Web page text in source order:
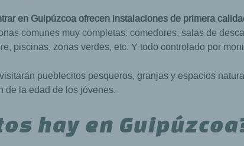
en Guipúzcoa ofrecen instalaciones de primera
comunes muy completas: comedores, salas de
piscinas, zonas verdes, etc. Y todo controlado por
pueblecitos pesqueros, granjas y espacios
de la edad de los jóvenes.
hay en